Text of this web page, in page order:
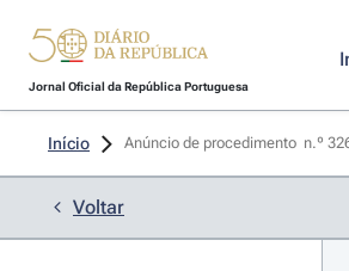
Jornal Oficial da República Portuguesa
Início Anúncio de procedimento  n.º
Voltar